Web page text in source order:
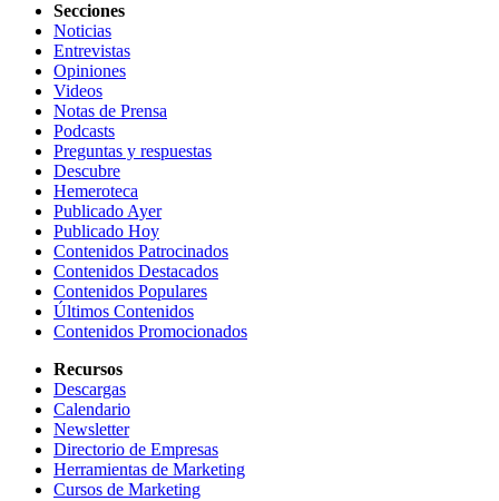
Secciones
Noticias
Entrevistas
Opiniones
Videos
Notas de Prensa
Podcasts
Preguntas y respuestas
Descubre
Hemeroteca
Publicado Ayer
Publicado Hoy
Contenidos Patrocinados
Contenidos Destacados
Contenidos Populares
Últimos Contenidos
Contenidos Promocionados
Recursos
Descargas
Calendario
Newsletter
Directorio de Empresas
Herramientas de Marketing
Cursos de Marketing